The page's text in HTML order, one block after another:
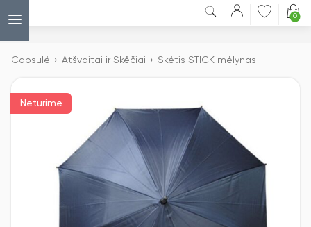
0
Capsulė › Atšvaitai ir Skėčiai › Skėtis STICK mėlynas
Neturime